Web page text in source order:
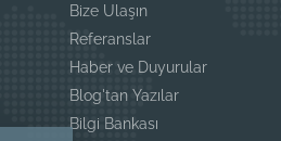
Bize Ulaşın
Referanslar
Haber ve Duyurular
Blog'tan Yazılar
Bilgi Bankası